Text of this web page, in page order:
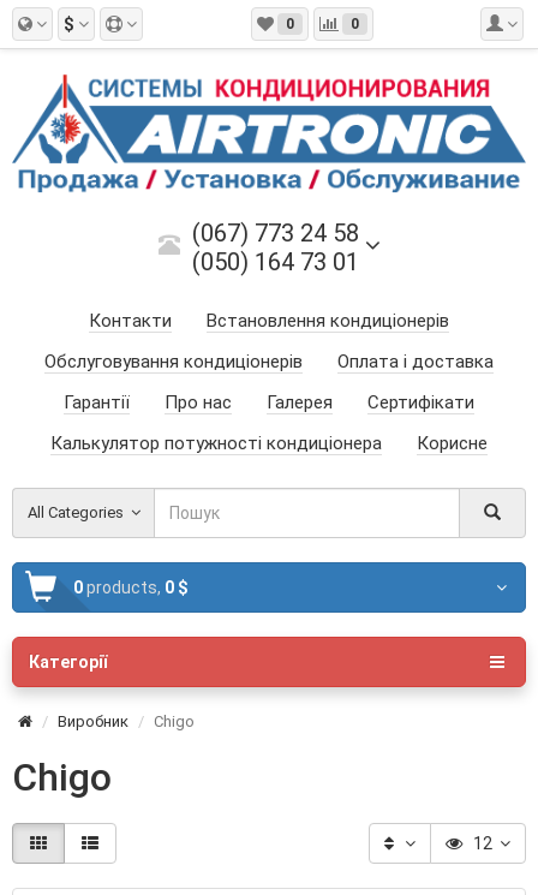
$ 0 0
(067) 773 24 58
(050) 164 73 01
Контакти
Встановлення кондиціонерів
Обслуговування кондиціонерів
Оплата і доставка
Гарантії
Про нас Галерея
Сертифікати
Калькулятор потужності кондиціонера
Корисне
All Categories
0products, 0 $
Категорії
Виробник Chigo
Chigo
12